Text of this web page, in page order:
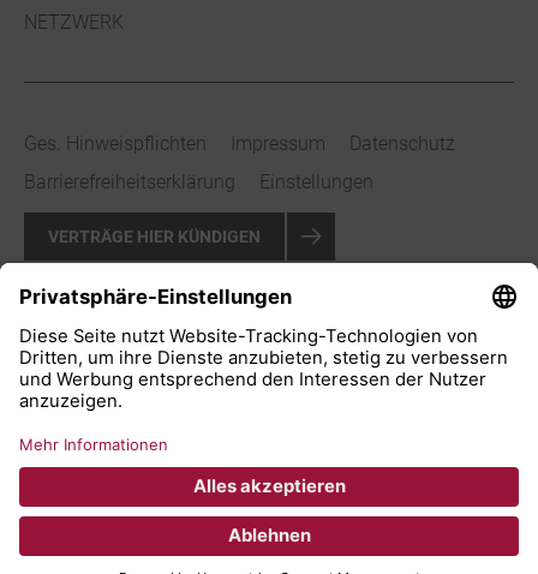
NETZWERK
Ges. Hinweispflichten Impressum
Datenschutz
Barrierefreiheitserklärung
Einstellungen
VERTRÄGE HIER KÜNDIGEN
VERTRAG WIDERRUFEN
© 2026 Stadtwerke Bad Salzuflen GmbH